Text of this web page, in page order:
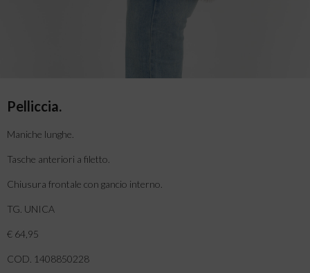
Pelliccia.
Maniche lunghe.
Tasche anteriori a filetto.
Chiusura frontale con gancio interno.
TG. UNICA
€ 64,95
COD. 1408850228